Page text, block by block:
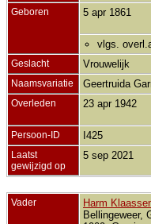
Geboren 5 apr 1861
vlgs.
Geslacht Vrouwelijk
Naamsvariatie Geertruida
Overleden 23 apr 1942
Persoon-ID I425
Laatst
gewijzigd op
5 sep 2021
Vader Harm
Bellingeweer,